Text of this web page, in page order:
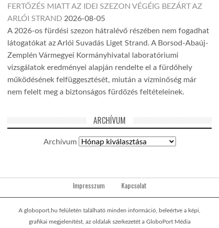
FERTŐZÉS MIATT AZ IDEI SZEZON VÉGÉIG BEZÁRT AZ
ARLÓI STRAND 2026-08-05
A 2026-os fürdési szezon hátralévő részében nem fogadhat
látogatókat az Arlói Suvadás Liget Strand. A Borsod-Abaúj-
Zemplén Vármegyei Kormányhivatal laboratóriumi
vizsgálatok eredményei alapján rendelte el a fürdőhely
működésének felfüggesztését, miután a vízminőség már
nem felelt meg a biztonságos fürdőzés feltételeinek.
ARCHÍVUM
Archívum
Impresszum Kapcsolat
A globoport.hu felületén található minden információ, beleértve a képi,
grafikai megjelenítést, az oldalak szerkezetét a GloboPort Média